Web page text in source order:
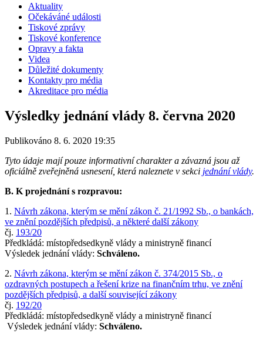
Aktuality
Očekáváné události
Tiskové zprávy
Tiskové konference
Opravy a fakta
Videa
Důležité dokumenty
Kontakty pro média
Akreditace pro média
Výsledky jednání vlády 8. června 2020
Publikováno 8. 6. 2020 19:35
Tyto údaje mají pouze informativní charakter a závazná jsou až
oficiálně zveřejněná usnesení, která naleznete v sekci jednání vlády.
B. K projednání s rozpravou:
1. Návrh zákona, kterým se mění zákon č. 21/1992 Sb., o bankách,
ve znění pozdějších předpisů, a některé další zákony
čj. 193/20
Předkládá: místopředsedkyně vlády a ministryně financí
Výsledek jednání vlády: Schváleno.
2. Návrh zákona, kterým se mění zákon č. 374/2015 Sb., o
ozdravných postupech a řešení krize na finančním trhu, ve znění
pozdějších předpisů, a další související zákony
čj. 192/20
Předkládá: místopředsedkyně vlády a ministryně financí
Výsledek jednání vlády: Schváleno.